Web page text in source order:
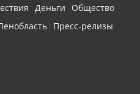
Деньги
Общество
Пресс-релизы